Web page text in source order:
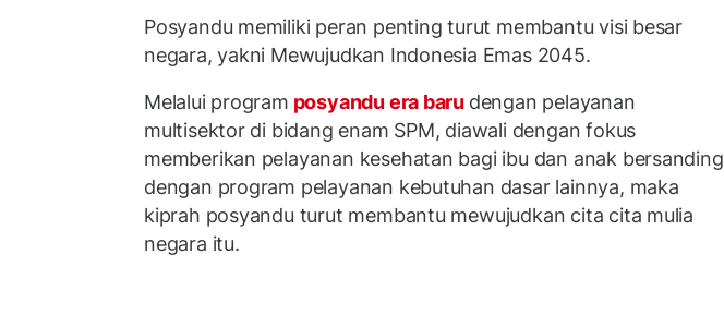
Posyandu memiliki peran penting turut membantu visi besar
negara, yakni Mewujudkan Indonesia Emas 2045.
Melalui program posyandu era baru dengan pelayanan
multisektor di bidang enam SPM, diawali dengan fokus
memberikan pelayanan kesehatan bagi ibu dan anak bersanding
dengan program pelayanan kebutuhan dasar lainnya, maka
kiprah posyandu turut membantu mewujudkan cita cita mulia
negara itu.